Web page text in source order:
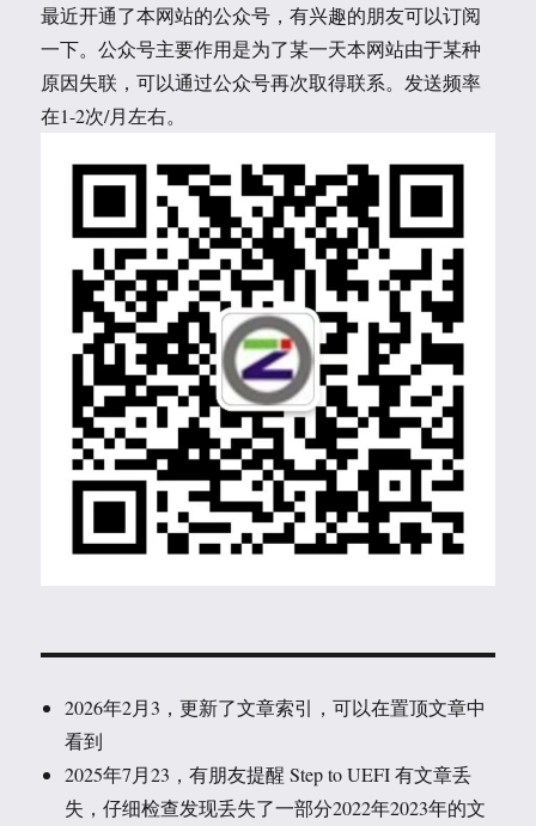
最近开通了本网站的公众号，有兴趣的朋友可以订阅
一下。公众号主要作用是为了某一天本网站由于某种
原因失联，可以通过公众号再次取得联系。发送频率
在1-2次/月左右。
2026年2月3，更新了文章索引，可以在置顶文章中
看到
2025年7月23，有朋友提醒 Step to UEFI 有文章丢
失，仔细检查发现丢失了一部分2022年2023年的文